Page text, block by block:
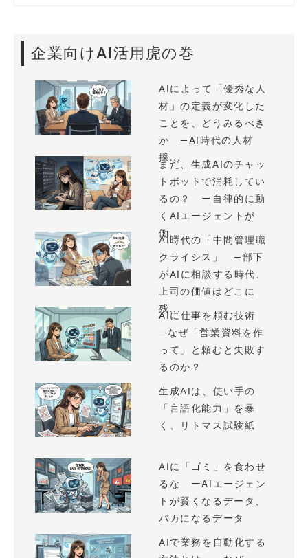
企業向けAI活用虎の巻
AIによって「優秀な人
材」の定義が変化した
ことを、どうみるべき
か —AI時代の人材
採...
まだ、生成AIのチャッ
トボットで消耗してい
るの？ ー自律的に動
くAIエージェントが
働...
AI時代の「中間管理職
クライシス」 —部下
がAIに相談する時代、
上司の価値はどこに
残...
AIに仕事を頼む技術
—なぜ「営業資料を作
って」と頼むと失敗す
るのか？
生成AIは、使い手の
「言語化能力」を暴
く、リトマス試験紙
AIに「ゴミ」を食わせ
るな ーAIエージェン
トが賢くなるデータ、
バカになるデータ
AIで業務を自動化する